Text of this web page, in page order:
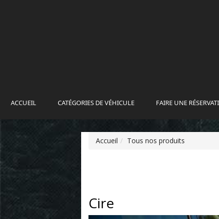
ACCUEIL CATÉGORIES DE VÉHICULE FAIRE UNE
Accueil Tous nos produits
Cire